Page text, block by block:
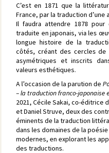
C’est en 1871 que la
France, par la traduction
Il faudra attendre 1878
traduite en japonais, via les
longue histoire de la
côtés, créant des cercles de
asymétriques et inscrits
valeurs esthétiques.
A l’occasion de la parution de
– la traduction franco-japonaise
2021, Cécile Sakai, co-éditrice
et Daniel Struve, deux des
éminents de la traduction
dans les domaines de la
modernes, en explorant les
des traductions.